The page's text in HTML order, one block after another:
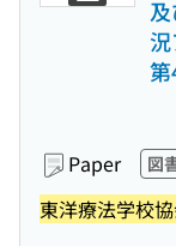
Paper 図
東洋療法学校